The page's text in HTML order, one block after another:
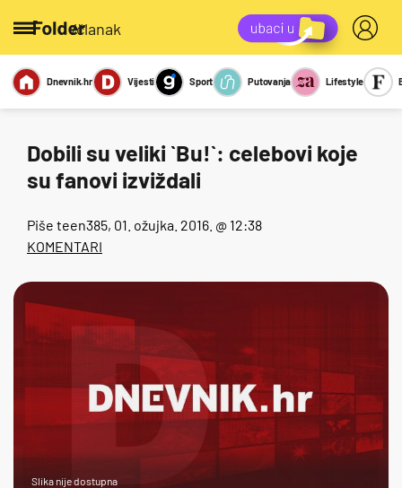
/članak
Miks Kviz
Report
Dnevnik.hr Vijesti Sport Putovanja Lifestyle
Dobili su veliki `Bu!`: celebovi koje
su fanovi izviždali
Piše teen385, 01. ožujka. 2016. @ 12:38
KOMENTARI
Slika nije dostupna